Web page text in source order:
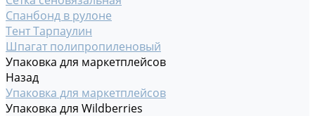
Спанбонд в рулоне
Тент Тарпаулин
Шпагат полипропиленовый
Упаковка для маркетплейсов
Назад
Упаковка для маркетплейсов
Упаковка для Wildberries